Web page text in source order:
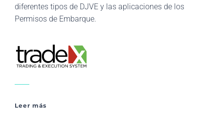
diferentes tipos de DJVE y las aplicaciones de los
Permisos de Embarque.
Leer más